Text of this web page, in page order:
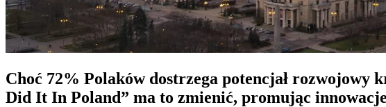
​Choć 72% Polaków dostrzega potencjał rozwojowy
Did It In Poland” ma to zmienić, promując